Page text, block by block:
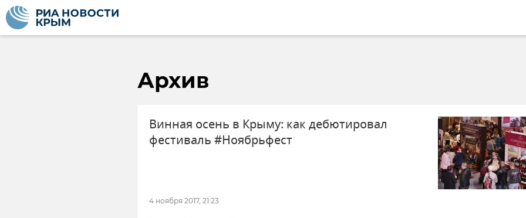
Архив
Винная осень в Крыму: как дебютировал
фестиваль #Ноябрьфест
4 ноября 2017, 21:23